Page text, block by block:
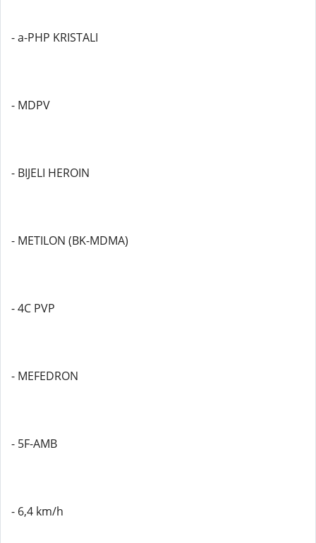
- a-PHP KRISTALI
- MDPV
- BIJELI HEROIN
- METILON (BK-MDMA)
- 4C PVP
- MEFEDRON
- 5F-AMB
- 6,4 km/h